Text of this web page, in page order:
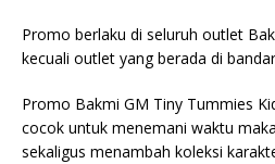
Promo berlaku di seluruh outlet
kecuali outlet yang berada di
Promo Bakmi GM Tiny Tummies
cocok untuk menemani waktu
sekaligus menambah koleksi